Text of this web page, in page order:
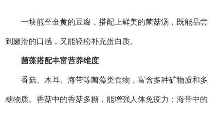
量较高，食用时要注意适量。
健康小贴士：
补充以下营养元素，可以选择相应的健康食材哟~~
维生素A：红萝卜、番薯、南瓜、芒果等。